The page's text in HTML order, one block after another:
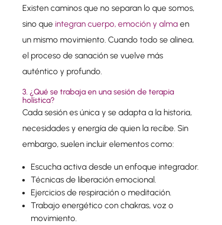
Existen caminos que no separan lo que somos,
sino que integran cuerpo, emoción y almaen
un mismo movimiento. Cuando todo se alinea,
el proceso de sanación se vuelve más
auténtico y profundo.
3. ¿Qué se trabaja en una sesión de terapia
holística?
Cada sesión es única y se adapta a la historia,
necesidades y energía de quien la recibe. Sin
embargo, suelen incluir elementos como:
Escucha activa desde un enfoque integrador.
Técnicas de liberación emocional.
Ejercicios de respiración o meditación.
Trabajo energético con chakras, voz o
movimiento.